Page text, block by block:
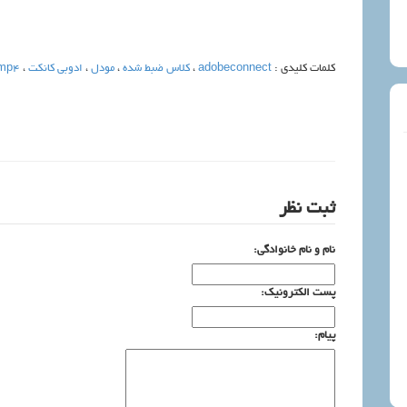
کلمات کلیدی : adobeconnect ، کلاس ضبط شده ، مودل ، ادوبی کانکت ،
ثبت نظر
نام و نام خانوادگی:
پست الکترونیک:
پیام: